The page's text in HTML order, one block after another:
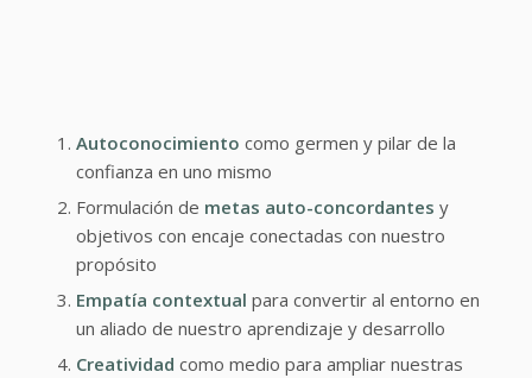
Autoconocimiento como germen y pilar de la
confianza en uno mismo
Formulación de metas auto-concordantes y
objetivos con encaje conectadas con nuestro
propósito
Empatía contextual para convertir al entorno en
un aliado de nuestro aprendizaje y desarrollo
Creatividad como medio para ampliar nuestras